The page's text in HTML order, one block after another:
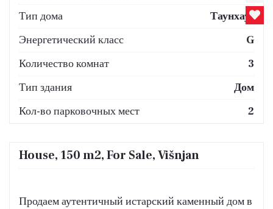
Тип дома
Таунхаус
Энергетический класс
G
Количество комнат
3
Тип здания
Дом
Кол-во парковочных мест
2
House, 150 m2, For Sale, Višnjan
Продаем аутентичный истарский каменный дом в